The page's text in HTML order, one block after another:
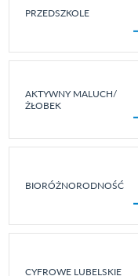
PRZEDSZKOLE
AKTYWNY MALUCH/
ŻŁOBEK
BIORÓŻNORODNOŚĆ
CYFROWE LUBELSKIE